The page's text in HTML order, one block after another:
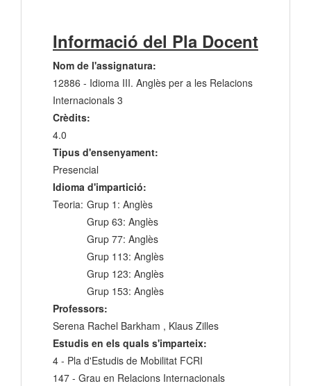
Informació del Pla Docent
Nom de l'assignatura:
12886 - Idioma III. Anglès per a les Relacions
Internacionals 3
Crèdits:
4.0
Tipus d'ensenyament:
Presencial
Idioma d'impartició:
Teoria: Grup 1: Anglès
Grup 63: Anglès
Grup 77: Anglès
Grup 113: Anglès
Grup 123: Anglès
Grup 153: Anglès
Professors:
Serena Rachel Barkham , Klaus Zilles
Estudis en els quals s'imparteix:
4 - Pla d'Estudis de Mobilitat FCRI
147 - Grau en Relacions Internacionals